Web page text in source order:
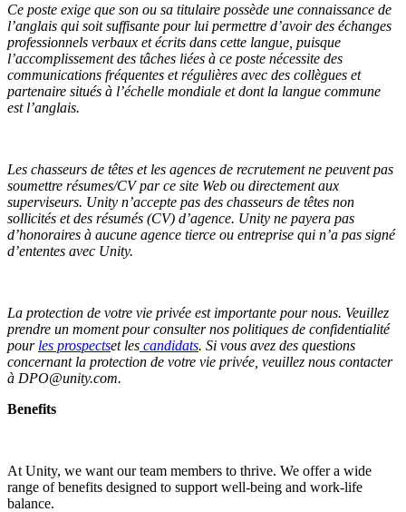
Ce poste exige que son ou sa titulaire possède une connaissance de
l’anglais qui soit suffisante pour lui permettre d’avoir des échanges
professionnels verbaux et écrits dans cette langue, puisque
l’accomplissement des tâches liées à ce poste nécessite des
communications fréquentes et régulières avec des collègues et
partenaire situés à l’échelle mondiale et dont la langue commune
est l’anglais.
Les chasseurs de têtes et les agences de recrutement ne peuvent pas
soumettre résumes/CV par ce site Web ou directement aux
superviseurs. Unity n’accepte pas des chasseurs de têtes non
sollicités et des résumés (CV) d’agence. Unity ne payera pas
d’honoraires à aucune agence tierce ou entreprise qui n’a pas signé
d’ententes avec Unity.
La protection de votre vie privée est importante pour nous. Veuillez
prendre un moment pour consulter nos politiques de confidentialité
pour les prospectset les candidats. Si vous avez des questions
concernant la protection de votre vie privée, veuillez nous contacter
à DPO@unity.com.
Benefits
At Unity, we want our team members to thrive. We offer a wide
range of benefits designed to support well-being and work-life
balance.